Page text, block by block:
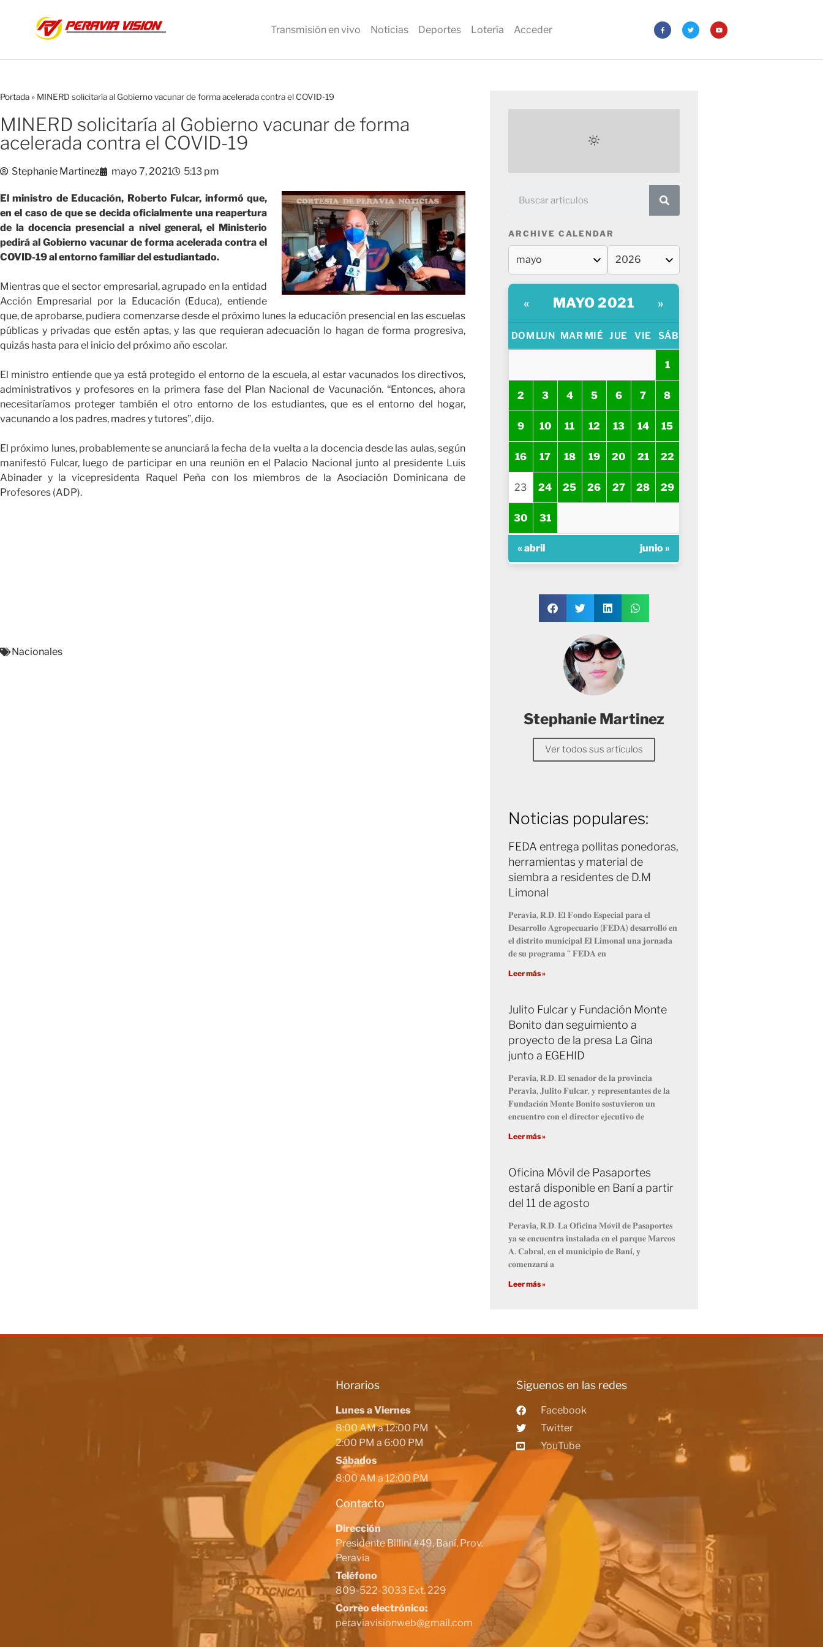
Transmisión en vivo Noticias Deportes Lotería Acceder
Portada» MINERD solicitaría al Gobierno vacunar de forma acelerada contra el COVID-19
MINERD solicitaría al Gobierno vacunar de forma
acelerada contra el COVID-19
Stephanie Martinez mayo 7, 2021 5:13 pm
El ministro de Educación, Roberto Fulcar, informó que,
en el caso de que se decida oficialmente una reapertura
de la docencia presencial a nivel general, el Ministerio
pedirá al Gobierno vacunar de forma acelerada contra el
COVID-19 al entorno familiar del estudiantado.
Mientras que el sector empresarial, agrupado en la entidad
Acción Empresarial por la Educación (Educa), entiende
que, de aprobarse, pudiera comenzarse desde el próximo lunes la educación presencial en las escuelas
públicas y privadas que estén aptas, y las que requieran adecuación lo hagan de forma progresiva,
quizás hasta para el inicio del próximo año escolar.
El ministro entiende que ya está protegido el entorno de la escuela, al estar vacunados los directivos,
administrativos y profesores en la primera fase del Plan Nacional de Vacunación. “Entonces, ahora
necesitaríamos proteger también el otro entorno de los estudiantes, que es el entorno del hogar,
vacunando a los padres, madres y tutores”, dijo.
El próximo lunes, probablemente se anunciará la fecha de la vuelta a la docencia desde las aulas, según
manifestó Fulcar, luego de participar en una reunión en el Palacio Nacional junto al presidente Luis
Abinader y la vicepresidenta Raquel Peña con los miembros de la Asociación Dominicana de
Profesores (ADP).
Nacionales
ARCHIVE CALENDAR
« MAYO 2021 »
DOM LUN MAR MIÉ JUE VIE SÁB
1
2 3 4 5 6 7 8
9 10 11 12 13 14 15
16 17 18 19 20 21 22
23 24 25 26 27 28 29
30 31
« abril junio »
Stephanie Martinez
Ver todos sus artículos
Noticias populares:
FEDA entrega pollitas ponedoras,
herramientas y material de
siembra a residentes de D.M
Limonal
𝐏𝐞𝐫𝐚𝐯𝐢𝐚, 𝐑.𝐃. 𝐄𝐥 𝐅𝐨𝐧𝐝𝐨 𝐄𝐬𝐩𝐞𝐜𝐢𝐚𝐥 𝐩𝐚𝐫𝐚 𝐞𝐥
𝐃𝐞𝐬𝐚𝐫𝐫𝐨𝐥𝐥𝐨 𝐀𝐠𝐫𝐨𝐩𝐞𝐜𝐮𝐚𝐫𝐢𝐨 (𝐅𝐄𝐃𝐀) 𝐝𝐞𝐬𝐚𝐫𝐫𝐨𝐥𝐥𝐨́ 𝐞𝐧
𝐞𝐥 𝐝𝐢𝐬𝐭𝐫𝐢𝐭𝐨 𝐦𝐮𝐧𝐢𝐜𝐢𝐩𝐚𝐥 𝐄𝐥 𝐋𝐢𝐦𝐨𝐧𝐚𝐥 𝐮𝐧𝐚 𝐣𝐨𝐫𝐧𝐚𝐝𝐚
𝐝𝐞 𝐬𝐮 𝐩𝐫𝐨𝐠𝐫𝐚𝐦𝐚 “ 𝐅𝐄𝐃𝐀 𝐞𝐧
Leer más »
Julito Fulcar y Fundación Monte
Bonito dan seguimiento a
proyecto de la presa La Gina
junto a EGEHID
𝐏𝐞𝐫𝐚𝐯𝐢𝐚, 𝐑.𝐃. 𝐄𝐥 𝐬𝐞𝐧𝐚𝐝𝐨𝐫 𝐝𝐞 𝐥𝐚 𝐩𝐫𝐨𝐯𝐢𝐧𝐜𝐢𝐚
𝐏𝐞𝐫𝐚𝐯𝐢𝐚, 𝐉𝐮𝐥𝐢𝐭𝐨 𝐅𝐮𝐥𝐜𝐚𝐫, 𝐲 𝐫𝐞𝐩𝐫𝐞𝐬𝐞𝐧𝐭𝐚𝐧𝐭𝐞𝐬 𝐝𝐞 𝐥𝐚
𝐅𝐮𝐧𝐝𝐚𝐜𝐢𝐨́𝐧 𝐌𝐨𝐧𝐭𝐞 𝐁𝐨𝐧𝐢𝐭𝐨 𝐬𝐨𝐬𝐭𝐮𝐯𝐢𝐞𝐫𝐨𝐧 𝐮𝐧
𝐞𝐧𝐜𝐮𝐞𝐧𝐭𝐫𝐨 𝐜𝐨𝐧 𝐞𝐥 𝐝𝐢𝐫𝐞𝐜𝐭𝐨𝐫 𝐞𝐣𝐞𝐜𝐮𝐭𝐢𝐯𝐨 𝐝𝐞
Leer más »
Oficina Móvil de Pasaportes
estará disponible en Baní a partir
del 11 de agosto
𝐏𝐞𝐫𝐚𝐯𝐢𝐚, 𝐑.𝐃. 𝐋𝐚 𝐎𝐟𝐢𝐜𝐢𝐧𝐚 𝐌𝐨́𝐯𝐢𝐥 𝐝𝐞 𝐏𝐚𝐬𝐚𝐩𝐨𝐫𝐭𝐞𝐬
𝐲𝐚 𝐬𝐞 𝐞𝐧𝐜𝐮𝐞𝐧𝐭𝐫𝐚 𝐢𝐧𝐬𝐭𝐚𝐥𝐚𝐝𝐚 𝐞𝐧 𝐞𝐥 𝐩𝐚𝐫𝐪𝐮𝐞 𝐌𝐚𝐫𝐜𝐨𝐬
𝐀. 𝐂𝐚𝐛𝐫𝐚𝐥, 𝐞𝐧 𝐞𝐥 𝐦𝐮𝐧𝐢𝐜𝐢𝐩𝐢𝐨 𝐝𝐞 𝐁𝐚𝐧𝐢́, 𝐲
𝐜𝐨𝐦𝐞𝐧𝐳𝐚𝐫𝐚́ 𝐚
Leer más »
Horarios
Lunes a Viernes
8:00 AM a 12:00 PM
2:00 PM a 6:00 PM
Sábados
8:00 AM a 12:00 PM
Contacto
Dirección
Presidente Billini #49, Baní, Prov.
Peravia
Teléfono
809-522-3033 Ext. 229
Correo electrónico:
peraviavisionweb@gmail.com
Siguenos en las redes
Facebook
Twitter
YouTube